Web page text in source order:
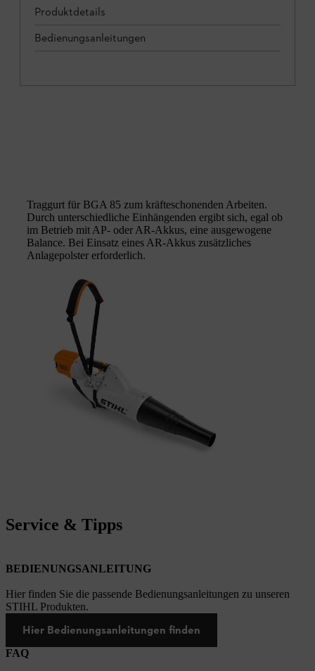
Produktdetails
Bedienungsanleitungen
Traggurt für BGA 85 zum kräfteschonenden Arbeiten.
Durch unterschiedliche Einhängenden ergibt sich, egal ob
im Betrieb mit AP- oder AR-Akkus, eine ausgewogene
Balance. Bei Einsatz eines AR-Akkus zusätzliches
Anlagepolster erforderlich.
Service & Tipps
BEDIENUNGSANLEITUNG
Hier finden Sie die passende Bedienungsanleitungen zu unseren
STIHL Produkten.
Hier Bedienungsanleitungen finden
FAQ